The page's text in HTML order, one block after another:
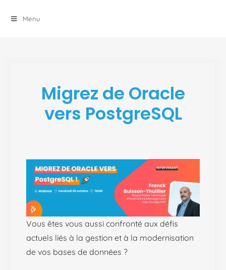
Menu
Migrez de Oracle
vers PostgreSQL
Vous êtes vous aussi confronté aux défis
actuels liés à la gestion et à la modernisation
de vos bases de données ?